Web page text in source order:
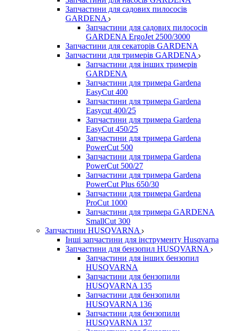
Запчастини для садових пилососів
GARDENA
Запчастини для садових пилососів
GARDENA ErgoJet 2500/3000
Запчастини для секаторів GARDENA
Запчастини для тримерів GARDENA
Запчастини для інших тримерів
GARDENA
Запчастини для тримера Gardena
EasyCut 400
Запчастини для тримера Gardena
Easycut 400/25
Запчастини для тримера Gardena
EasyCut 450/25
Запчастини для тримера Gardena
PowerCut 500
Запчастини для тримера Gardena
PowerCut 500/27
Запчастини для тримера Gardena
PowerCut Plus 650/30
Запчастини для тримера Gardena
ProCut 1000
Запчастини для тримера GARDENA
SmallCut 300
Запчастини HUSQVARNA
Інші запчастини для інструменту Husqvarna
Запчастини для бензопил HUSQVARNA
Запчастини для інших бензопил
HUSQVARNA
Запчастини для бензопили
HUSQVARNA 135
Запчастини для бензопили
HUSQVARNA 136
Запчастини для бензопили
HUSQVARNA 137